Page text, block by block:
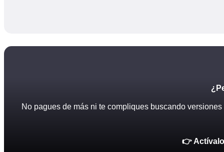
No pagues de más ni te compliques buscando
👉